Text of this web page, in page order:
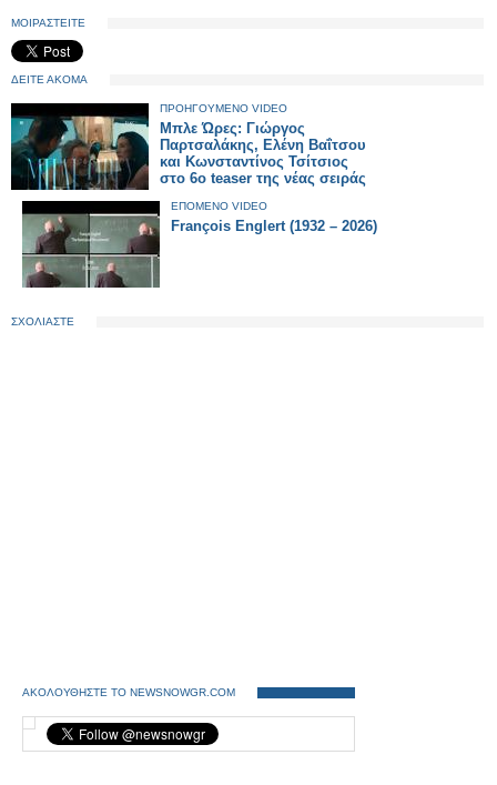
ΜΟΙΡΑΣΤΕΙΤΕ
ΔΕΙΤΕ ΑΚΟΜΑ
ΠΡΟΗΓΟΥΜΕΝΟ VIDEO
Μπλε Ώρες: Γιώργος
Παρτσαλάκης, Ελένη Βαΐτσου
και Κωνσταντίνος Τσίτσιος
στο 6ο teaser της νέας σειράς
ΕΠΟΜΕΝΟ VIDEO
François Englert (1932 – 2026)
ΣΧΟΛΙΑΣΤΕ
ΑΚΟΛΟΥΘΗΣΤΕ ΤΟ NEWSNOWGR.COM